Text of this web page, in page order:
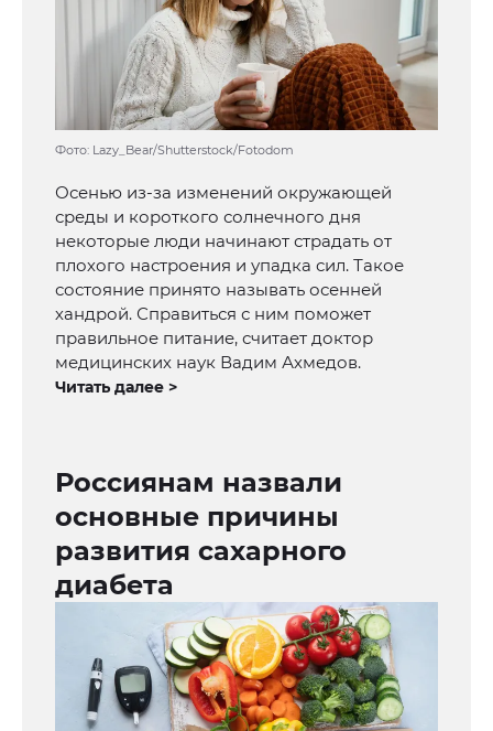
Фото: Lazy_Bear/Shutterstock/Fotodom
Осенью из-за изменений окружающей
среды и короткого солнечного дня
некоторые люди начинают страдать от
плохого настроения и упадка сил. Такое
состояние принято называть осенней
хандрой. Справиться с ним поможет
правильное питание, считает доктор
медицинских наук Вадим Ахмедов.
Читать далее >
Россиянам назвали
основные причины
развития сахарного
диабета